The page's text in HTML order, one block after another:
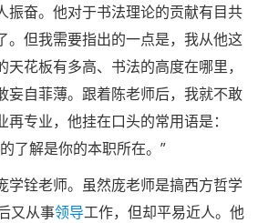
振奋。他对于书法理论的贡献有目共
。但我需要指出的一点是，我从他这
天花板有多高、书法的高度在哪里，
妄自菲薄。跟着陈老师后，我就不敢
专业，他挂在口头的常用语是：
了解是你的本职所在。”
学铨老师。虽然庞老师是搞西方哲学
又从事领导工作，但却平易近人。他